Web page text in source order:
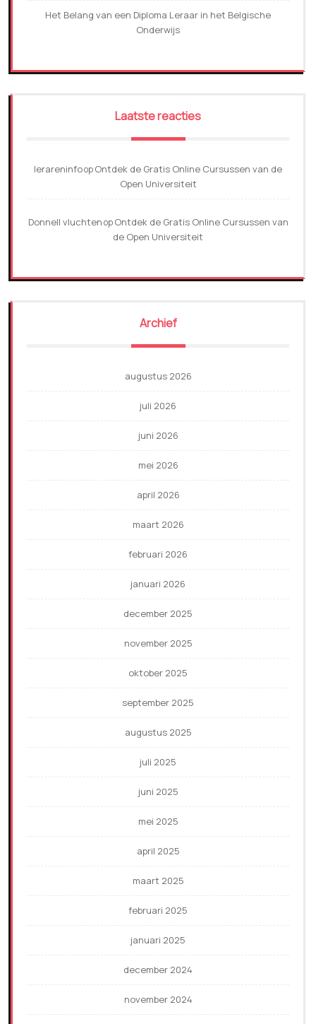
Het Belang van een Diploma Leraar in het Belgische
Onderwijs
Laatste reacties
lerareninfoopOntdek de Gratis Online Cursussen van de
Open Universiteit
Donnell vluchtenopOntdek de Gratis Online Cursussen van
de Open Universiteit
Archief
augustus 2026
juli 2026
juni 2026
mei 2026
april 2026
maart 2026
februari 2026
januari 2026
december 2025
november 2025
oktober 2025
september 2025
augustus 2025
juli 2025
juni 2025
mei 2025
april 2025
maart 2025
februari 2025
januari 2025
december 2024
november 2024